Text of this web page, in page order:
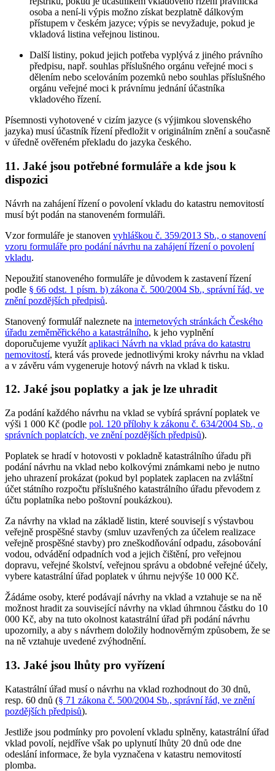
osoba a není-li výpis možno získat bezplatně dálkovým
přístupem v českém jazyce; výpis se nevyžaduje, pokud je
vkladová listina veřejnou listinou.
Další listiny, pokud jejich potřeba vyplývá z jiného právního
předpisu, např. souhlas příslušného orgánu veřejné moci s
dělením nebo scelováním pozemků nebo souhlas příslušného
orgánu veřejné moci k právnímu jednání účastníka
vkladového řízení.
Písemnosti vyhotovené v cizím jazyce (s výjimkou slovenského
jazyka) musí účastník řízení předložit v originálním znění a současně
v úředně ověřeném překladu do jazyka českého.
11. Jaké jsou potřebné formuláře a kde jsou k
dispozici
Návrh na zahájení řízení o povolení vkladu do katastru nemovitostí
musí být podán na stanoveném formuláři.
Vzor formuláře je stanoven vyhláškou č. 359/2013 Sb., o stanovení
vzoru formuláře pro podání návrhu na zahájení řízení o povolení
vkladu.
Nepoužití stanoveného formuláře je důvodem k zastavení řízení
podle § 66 odst. 1 písm. b) zákona č. 500/2004 Sb., správní řád, ve
znění pozdějších předpisů.
Stanovený formulář naleznete na internetových stránkách Českého
úřadu zeměměřického a katastrálního, k jeho vyplnění
doporučujeme využít aplikaci Návrh na vklad práva do katastru
nemovitostí, která vás provede jednotlivými kroky návrhu na vklad
a v závěru vám vygeneruje hotový návrh na vklad k tisku.
12. Jaké jsou poplatky a jak je lze uhradit
Za podání každého návrhu na vklad se vybírá správní poplatek ve
výši 1 000 Kč (podle pol. 120 přílohy k zákonu č. 634/2004 Sb., o
správních poplatcích, ve znění pozdějších předpisů).
Poplatek se hradí v hotovosti v pokladně katastrálního úřadu při
podání návrhu na vklad nebo kolkovými známkami nebo je nutno
jeho uhrazení prokázat (pokud byl poplatek zaplacen na zvláštní
účet státního rozpočtu příslušného katastrálního úřadu převodem z
účtu poplatníka nebo poštovní poukázkou).
Za návrhy na vklad na základě listin, které souvisejí s výstavbou
veřejně prospěšné stavby (smluv uzavřených za účelem realizace
veřejně prospěšné stavby) pro zneškodňování odpadu, zásobování
vodou, odvádění odpadních vod a jejich čištění, pro veřejnou
dopravu, veřejné školství, veřejnou správu a obdobné veřejné účely,
vybere katastrální úřad poplatek v úhrnu nejvýše 10 000 Kč.
Žádáme osoby, které podávají návrhy na vklad a vztahuje se na ně
možnost hradit za související návrhy na vklad úhrnnou částku do 10
000 Kč, aby na tuto okolnost katastrální úřad při podání návrhu
upozornily, a aby s návrhem doložily hodnověrným způsobem, že se
na ně vztahuje uvedené zvýhodnění.
13. Jaké jsou lhůty pro vyřízení
Katastrální úřad musí o návrhu na vklad rozhodnout do 30 dnů,
resp. 60 dnů (§ 71 zákona č. 500/2004 Sb., správní řád, ve znění
pozdějších předpisů).
Jestliže jsou podmínky pro povolení vkladu splněny, katastrální úřad
vklad povolí, nejdříve však po uplynutí lhůty 20 dnů ode dne
odeslání informace, že byla vyznačena v katastru nemovitostí
plomba.